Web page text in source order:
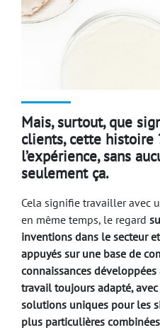
Mais, surtout, que
clients, cette
l’expérience, sans
seulement ça.
Cela signifie travailler avec
en même temps, le regard
inventions dans le secteur
appuyés sur une base de
connaissances
travail toujours adapté,
solutions uniques pour les
plus particulières